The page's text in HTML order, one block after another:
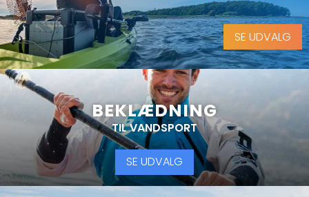
SE UDVALG
BEKLÆDNING
TIL VANDSPORT
SE UDVALG